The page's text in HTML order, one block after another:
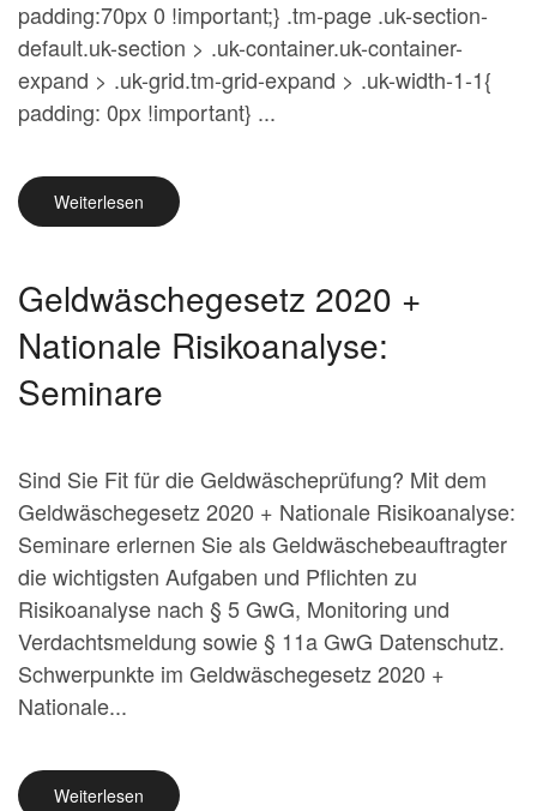
padding:70px 0 !important;} .tm-page .uk-section-
default.uk-section > .uk-container.uk-container-
expand > .uk-grid.tm-grid-expand > .uk-width-1-1{
padding: 0px !important} ...
Weiterlesen
Geldwäschegesetz 2020 +
Nationale Risikoanalyse:
Seminare
Sind Sie Fit für die Geldwäscheprüfung? Mit dem
Geldwäschegesetz 2020 + Nationale Risikoanalyse:
Seminare erlernen Sie als Geldwäschebeauftragter
die wichtigsten Aufgaben und Pflichten zu
Risikoanalyse nach § 5 GwG, Monitoring und
Verdachtsmeldung sowie § 11a GwG Datenschutz.
Schwerpunkte im Geldwäschegesetz 2020 +
Nationale...
Weiterlesen